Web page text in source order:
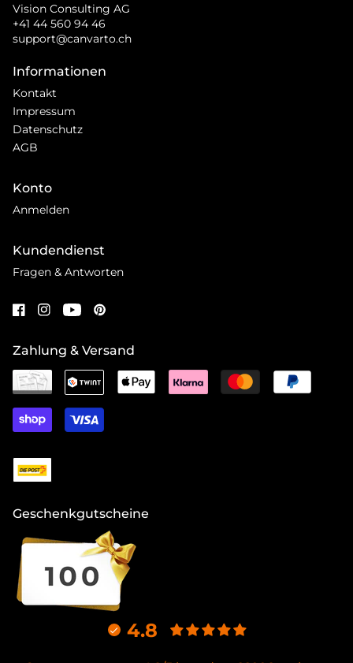
Vision Consulting AG
+41 44 560 94 46
support@canvarto.ch
Informationen
Kontakt
Impressum
Datenschutz
AGB
Konto
Anmelden
Kundendienst
Fragen & Antworten
Zahlung & Versand
Geschenkgutscheine
4.8